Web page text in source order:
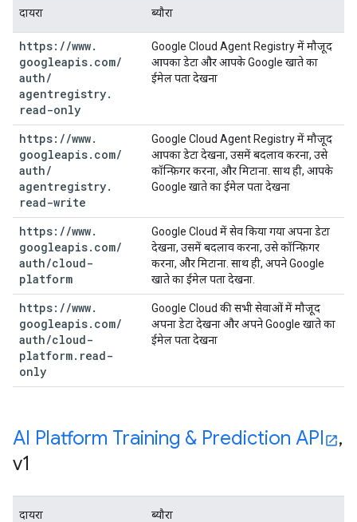
दायरा ब्यौरा
https: //www.
googleapis. com/
auth/
agentregistry.
read-only
Google Cloud Agent Registry में मौजूद
आपका डेटा और आपके Google खाते का
ईमेल पता देखना
https: //www.
googleapis. com/
auth/
agentregistry.
read-write
Google Cloud Agent Registry में मौजूद
आपका डेटा देखना, उसमें बदलाव करना, उसे
कॉन्फ़िगर करना, और मिटाना. साथ ही, आपके
Google खाते का ईमेल पता देखना
https: //www.
googleapis. com/
auth/cloud-
platform
Google Cloud में सेव किया गया अपना डेटा
देखना, उसमें बदलाव करना, उसे कॉन्फ़िगर
करना, और मिटाना. साथ ही, अपने Google
खाते का ईमेल पता देखना.
https: //www.
googleapis. com/
auth/cloud-
platform. read-
only
Google Cloud की सभी सेवाओं में मौजूद
अपना डेटा देखना और अपने Google खाते का
ईमेल पता देखना
AI Platform Training & Prediction API
,
v1
दायरा ब्यौरा